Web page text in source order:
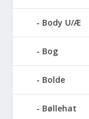
Body U/Æ
Bog
Bolde
Bøllehat